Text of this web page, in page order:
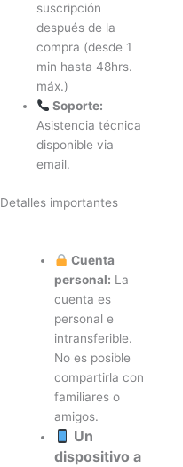
suscripción
después de la
compra (desde 1
min hasta 48hrs.
máx.)
Soporte:
Asistencia técnica
disponible via
email.
Detalles importantes
Cuenta
personal: La
cuenta es
personal e
intransferible.
No es posible
compartirla con
familiares o
amigos.
Un
dispositivo a